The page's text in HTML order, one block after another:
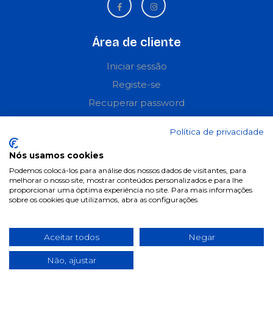
Área de cliente
Iniciar sessão
Registe-se
Recuperar password
Informações
Termos & Condições
Política de privacidade
Condições de campanhas
Últimas notícias & Blog
Política de privacidade
Nós usamos cookies
Podemos colocá-los para análise dos nossos dados de visitantes, para
melhorar o nosso site, mostrar conteúdos personalizados e para lhe
proporcionar uma óptima experiência no site. Para mais informações
sobre os cookies que utilizamos, abra as configurações.
Aceitar todos Negar
Não, ajustar